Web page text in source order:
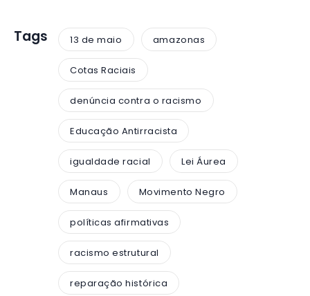
Tags 13 de maio amazonas
Cotas Raciais
denúncia contra o racismo
Educação Antirracista
igualdade racial Lei Áurea
Manaus Movimento Negro
políticas afirmativas
racismo estrutural
reparação histórica